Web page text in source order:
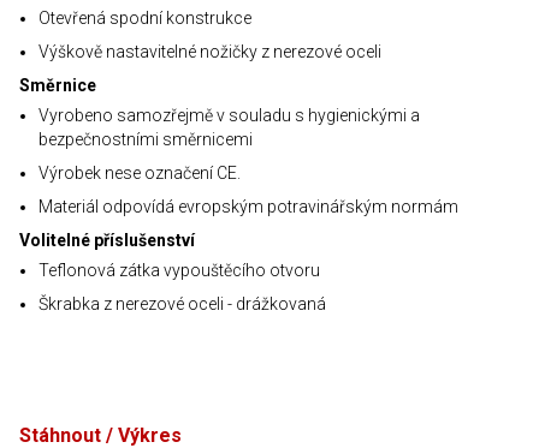
Otevřená spodní konstrukce
Výškově nastavitelné nožičky z nerezové oceli
Směrnice
Vyrobeno samozřejmě v souladu s hygienickými a
bezpečnostními směrnicemi
Výrobek nese označení CE.
Materiál odpovídá evropským potravinářským normám
Volitelné příslušenství
Teflonová zátka vypouštěcího otvoru
Škrabka z nerezové oceli - drážkovaná
Stáhnout / Výkres